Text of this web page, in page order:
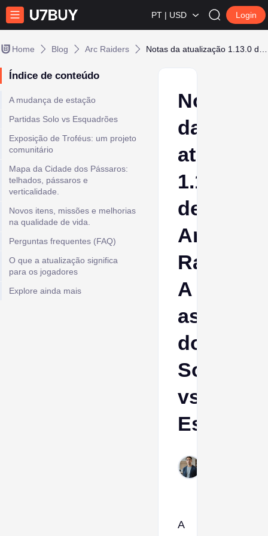
PT | USD Login
Home Blog Arc Raiders
Índice de conteúdo
A mudança de estação
Partidas Solo vs Esquadrões
Exposição de Troféus: um projeto
comunitário
Mapa da Cidade dos Pássaros:
telhados, pássaros e
verticalidade.
Novos itens, missões e melhorias
na qualidade de vida.
Perguntas frequentes (FAQ)
O que a atualização significa
para os jogadores
Explore ainda mais
Notas
da
1.13.0
de
Arc
Raiders:
A
do
Solo
vs.
A